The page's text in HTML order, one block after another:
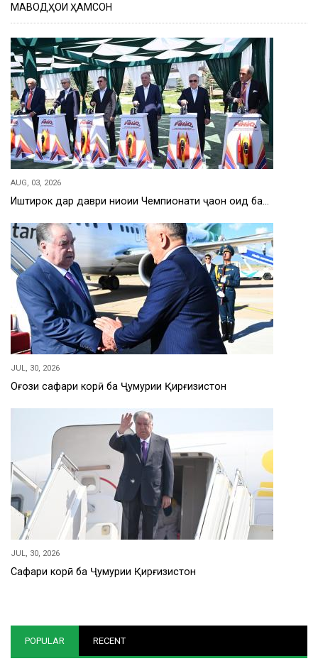
МАВОДҲОИ ҲАМСОН
AUG, 03, 2026
Иштирок дар даври ниҳоии Чемпионати ҷаҳон оид ба…
JUL, 30, 2026
Оғози сафари корӣ ба Ҷумҳурии Қирғизистон
JUL, 30, 2026
Сафари корӣ ба Ҷумҳурии Қирғизистон
POPULAR RECENT